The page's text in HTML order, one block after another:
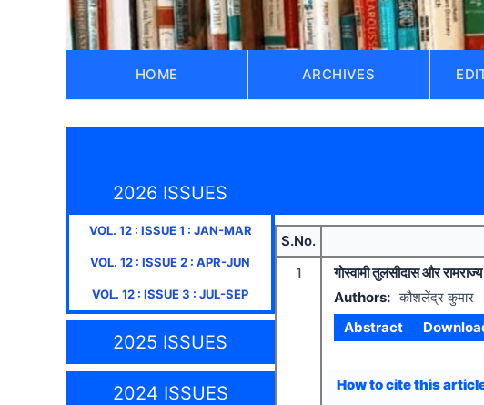
HOME ARCHIVES
2026 ISSUES
VOL. 12: ISSUE1 : JAN-MAR
VOL. 12 : ISSUE2 : APR-JUN
VOL. 12 : ISSUE3 : JUL-SEP
2025 ISSUES
2024 ISSUES
S.No.
1
गोस्वामी तुलसीदास और
Authors: कौशलेंद्र कुमार
Abstract
How to cite this